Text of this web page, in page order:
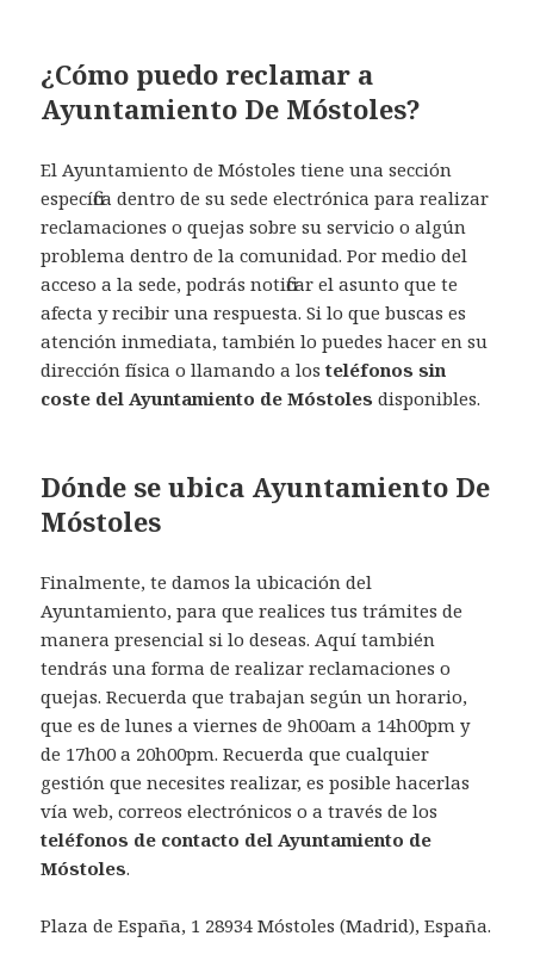
¿Cómo puedo reclamar a
Ayuntamiento De Móstoles?
El Ayuntamiento de Móstoles tiene una sección
específica dentro de su sede electrónica para realizar
reclamaciones o quejas sobre su servicio o algún
problema dentro de la comunidad. Por medio del
acceso a la sede, podrás notificar el asunto que te
afecta y recibir una respuesta. Si lo que buscas es
atención inmediata, también lo puedes hacer en su
dirección física o llamando a los teléfonos sin
coste del Ayuntamiento de Móstoles disponibles.
Dónde se ubica Ayuntamiento De
Móstoles
Finalmente, te damos la ubicación del
Ayuntamiento, para que realices tus trámites de
manera presencial si lo deseas. Aquí también
tendrás una forma de realizar reclamaciones o
quejas. Recuerda que trabajan según un horario,
que es de lunes a viernes de 9h00am a 14h00pm y
de 17h00 a 20h00pm. Recuerda que cualquier
gestión que necesites realizar, es posible hacerlas
vía web, correos electrónicos o a través de los
teléfonos de contacto del Ayuntamiento de
Móstoles.
Plaza de España, 1 28934 Móstoles (Madrid), España.